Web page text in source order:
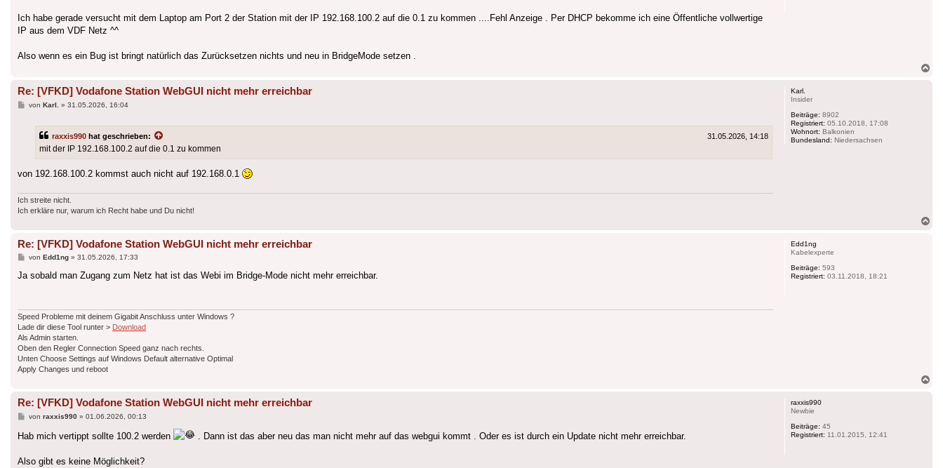
Ich habe gerade versucht mit dem Laptop am Port 2 der Station mit der IP 192.168.100.2 auf die 0.1 zu kommen ....Fehl Anzeige . Per DHCP bekomme ich eine Öffentliche vollwertige
IP aus dem VDF Netz ^^
Also wenn es ein Bug ist bringt natürlich das Zurücksetzen nichts und neu in BridgeMode setzen .
Karl.
Insider
Beiträge: 8902
Registriert: 05.10.2018, 17:08
Wohnort: Balkonien
Bundesland: Niedersachsen
Re: [VFKD] Vodafone Station WebGUI nicht mehr erreichbar
Beitrag
von Karl. » 31.05.2026, 16:04
raxxis990 hat geschrieben: 31.05.2026, 14:18
mit der IP 192.168.100.2 auf die 0.1 zu kommen
von 192.168.100.2 kommst auch nicht auf 192.168.0.1
Ich streite nicht.
Ich erkläre nur, warum ich Recht habe und Du nicht!
Edd1ng
Kabelexperte
Beiträge: 593
Registriert: 03.11.2018, 18:21
Re: [VFKD] Vodafone Station WebGUI nicht mehr erreichbar
Beitrag
von Edd1ng» 31.05.2026, 17:33
Ja sobald man Zugang zum Netz hat ist das Webi im Bridge-Mode nicht mehr erreichbar.
Speed Probleme mit deinem Gigabit Anschluss unter Windows ?
Lade dir diese Tool runter > Download
Als Admin starten.
Oben den Regler Connection Speed ganz nach rechts.
Unten Choose Settings auf Windows Default alternative Optimal
Apply Changes und reboot
raxxis990
Newbie
Beiträge: 45
Registriert: 11.01.2015, 12:41
Re: [VFKD] Vodafone Station WebGUI nicht mehr erreichbar
Beitrag
von raxxis990» 01.06.2026, 00:13
Hab mich vertippt sollte 100.2 werden . Dann ist das aber neu das man nicht mehr auf das webgui kommt . Oder es ist durch ein Update nicht mehr erreichbar.
Also gibt es keine Möglichkeit?